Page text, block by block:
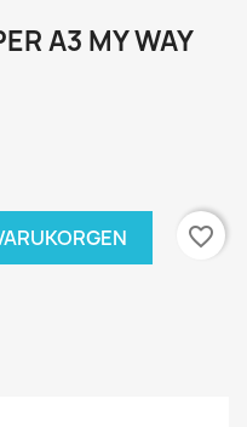
A3 MY WAY
favorite_border